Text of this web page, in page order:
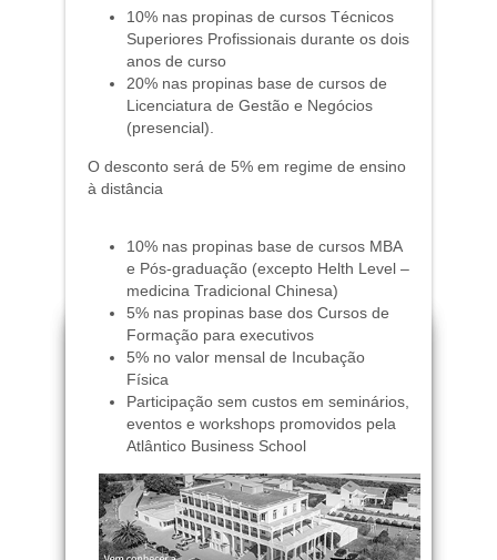
10% nas propinas de cursos Técnicos
Superiores Profissionais durante os dois
anos de curso
20% nas propinas base de cursos de
Licenciatura de Gestão e Negócios
(presencial).
O desconto será de 5% em regime de ensino
à distância
10% nas propinas base de cursos MBA
e Pós-graduação (excepto Helth Level –
medicina Tradicional Chinesa)
5% nas propinas base dos Cursos de
Formação para executivos
5% no valor mensal de Incubação
Física
Participação sem custos em seminários,
eventos e workshops promovidos pela
Atlântico Business School